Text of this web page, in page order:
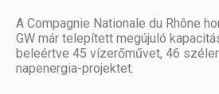
A Compagnie Nationale du Rhône
GW már telepített megújuló
beleértve 45 vízerőművet, 46
napenergia-projektet.